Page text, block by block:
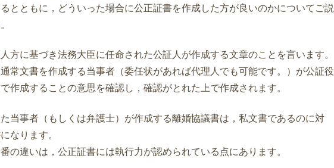
とともに，どういった場合に公正証書を作成した方が良いのかについてご説
方に基づき法務大臣に任命された公証人が作成する文章のことを言います。
常文書を作成する当事者（委任状があれば代理人でも可能です。）が公証役
作成することの意思を確認し，確認がとれた上で作成されます。
当事者（もしくは弁護士）が作成する離婚協議書は，私文書であるのに対
なります。
の違いは，公正証書には執行力が認められている点にあります。